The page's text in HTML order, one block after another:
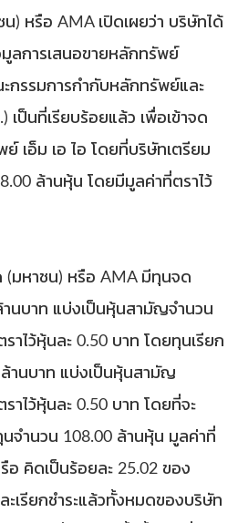
) หรือ AMA เปิดเผยว่า บริษัทได้
ลการเสนอขายหลักทรัพย์
กรรมการกำกับหลักทรัพย์และ
ป็นที่เรียบร้อยแล้ว เพื่อเข้าจด
เอ็ม เอ ไอ โดยที่บริษัทเตรียม
ล้านหุ้น โดยมีมูลค่าที่ตราไว้
(มหาชน) หรือ AMA มีทุนจด
านบาท แบ่งเป็นหุ้นสามัญจำนวน
าไว้หุ้นละ 0.50 บาท โดยทุนเรียก
ล้านบาท แบ่งเป็นหุ้นสามัญ
าไว้หุ้นละ 0.50 บาท โดยที่จะ
จำนวน 108.00 ล้านหุ้น มูลค่าที่
อ คิดเป็นร้อยละ 25.02 ของ
เรียกชำระแล้วทั้งหมดของบริษัท